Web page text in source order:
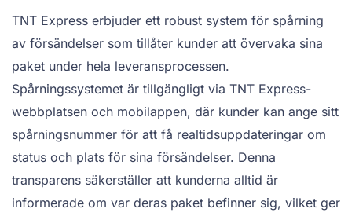
TNT Express erbjuder ett robust system för spårning
av försändelser som tillåter kunder att övervaka sina
paket under hela leveransprocessen.
Spårningssystemet är tillgängligt via TNT Express-
webbplatsen och mobilappen, där kunder kan ange sitt
spårningsnummer för att få realtidsuppdateringar om
status och plats för sina försändelser. Denna
transparens säkerställer att kunderna alltid är
informerade om var deras paket befinner sig, vilket ger